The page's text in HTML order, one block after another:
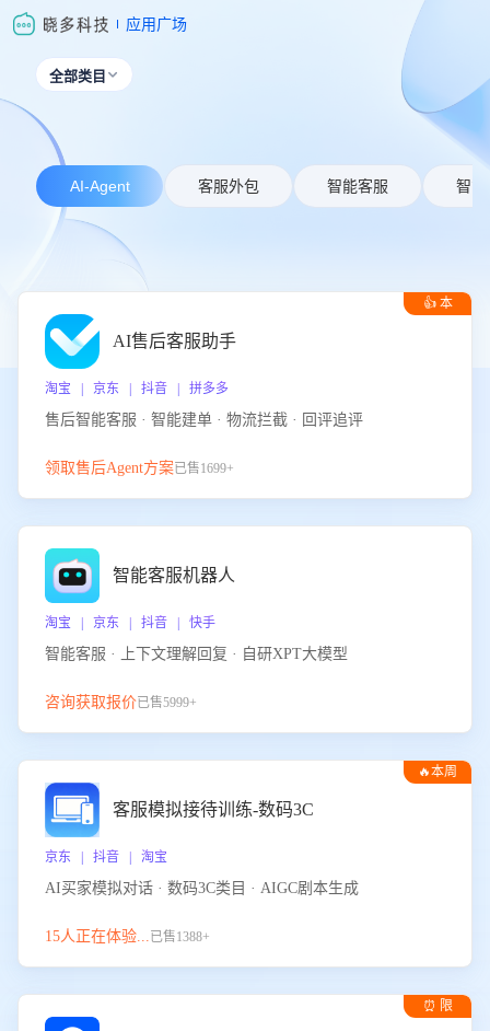
应用广场
全部类目 
AI-Agent 客服外包 智能客服 智能
👍 本
AI售后客服助手
淘宝 | 京东 | 抖音 | 拼多多
售后智能客服 · 智能建单 · 物流拦截 · 回评追评
领取售后Agent方案已售1699+
智能客服机器人
淘宝 | 京东 | 抖音 | 快手
智能客服 · 上下文理解回复 · 自研XPT大模型
咨询获取报价已售5999+
🔥本周
客服模拟接待训练-数码3C
京东 | 抖音 | 淘宝
AI买家模拟对话 · 数码3C类目 · AIGC剧本生成
15人正在体验...已售1388+
⏰ 限